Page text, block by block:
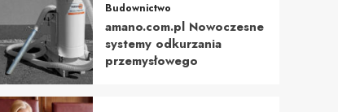
Budownictwo
amano.com.pl Nowoczesne
systemy odkurzania
przemysłowego